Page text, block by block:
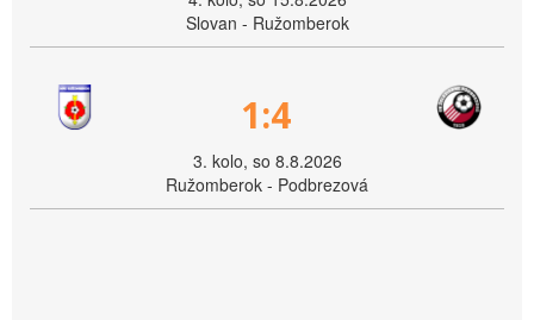
Slovan - Ružomberok
1:4
3. kolo, so 8.8.2026
Ružomberok - Podbrezová